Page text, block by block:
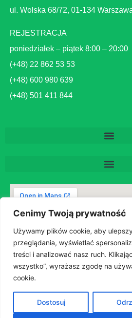
Cenimy Twoją prywatność
Używamy plików cookie, aby
przeglądania, wyświetlać
treści i analizować nasz ruch.
wszystko”, wyrażasz zgodę na
cookie.
Dostosuj
ul. Wolska 68/72, 01-134
REJESTRACJA
poniedziałek – piątek 8:00 – 20:00
(+48) 22 862 53 53
(+48) 600 980 639
(+48) 501 411 844